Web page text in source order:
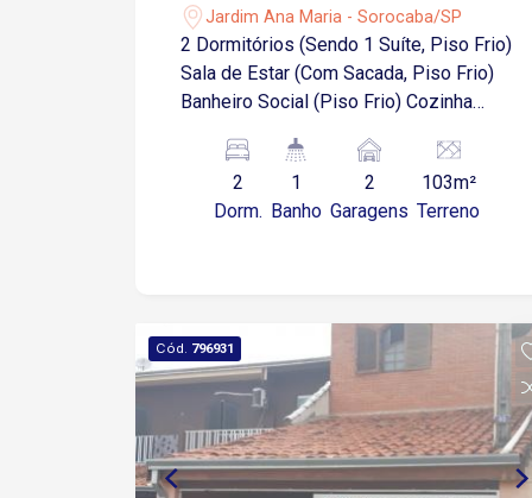
Jardim Ana Maria - Sorocaba/SP
2 Dormitórios (Sendo 1 Suíte, Piso Frio)
Sala de Estar (Com Sacada, Piso Frio)
Banheiro Social (Piso Frio) Cozinha
Salão com 31,5 m² 2 Vagas Cobertas na
Garagem
2
Dorm.
1
Banho
2
Garagens
103m²
Terreno
Cód. 796931